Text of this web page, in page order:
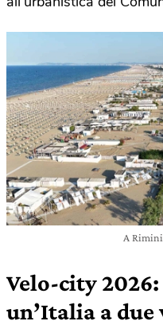
A
Velo-city
un’Italia a due